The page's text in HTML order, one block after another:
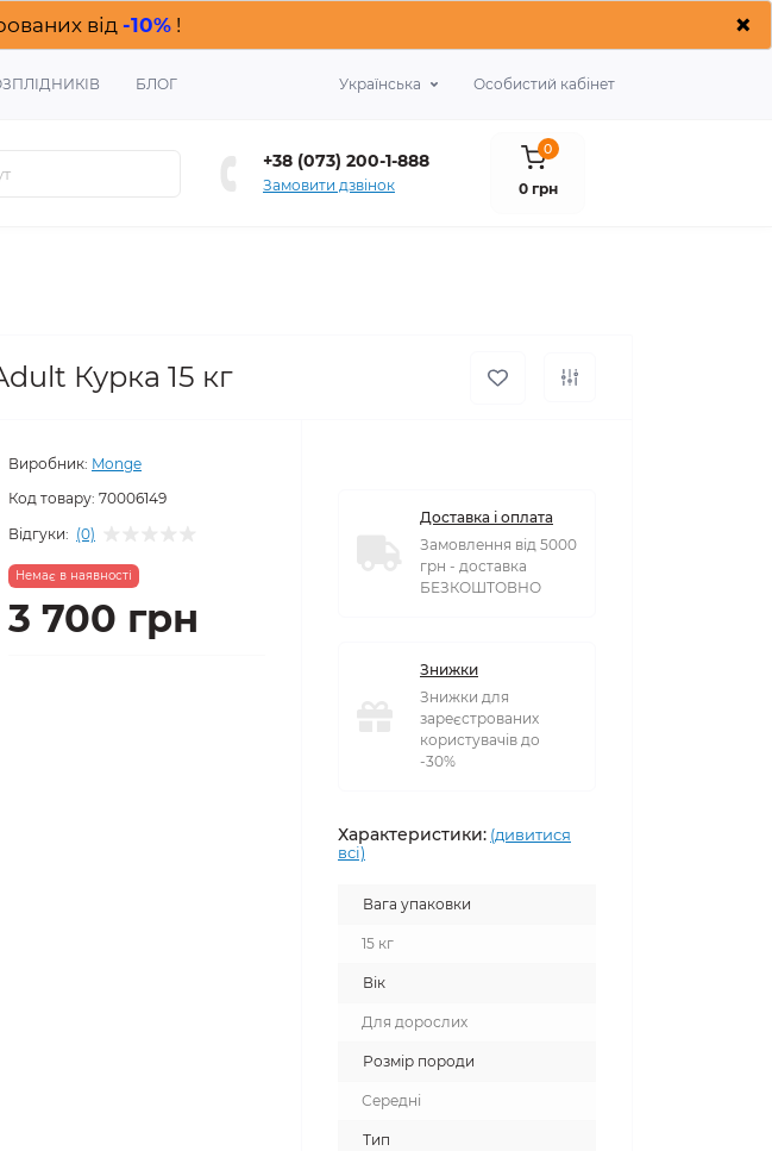
від -10%! ×
БЛОГ Українська Особистий кабінет
+38 (073) 200-1-888
Замовити дзвінок
0
0 грн
Курка 15 кг
Виробник: Monge
Код товару: 70006149
Відгуки: (0)
Немає в наявності
3 700 грн
Доставка і оплата
Замовлення від 5000
грн - доставка
БЕЗКОШТОВНО
Знижки
Знижки для
зареєстрованих
користувачів до
-30%
Характеристики: (дивитися
всі)
Вага упаковки
15 кг
Вік
Для дорослих
Розмір породи
Середні
Тип